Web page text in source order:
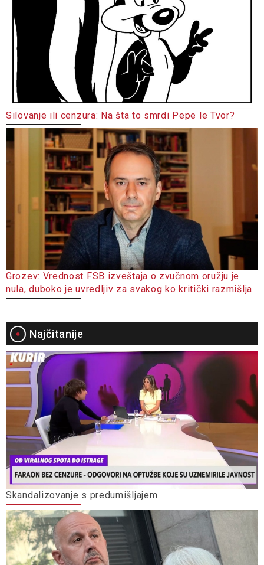
Silovanje ili cenzura: Na šta to smrdi Pepe le Tvor?
Grozev: Vrednost FSB izveštaja o zvučnom oružju je
nula, duboko je uvredljiv za svakog ko kritički razmišlja
Najčitanije
Skandalizovanje s predumišljajem